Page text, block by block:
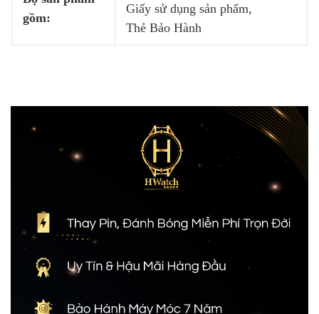
gồm:
Giấy sử dụng sản phẩm,
Thẻ Bảo Hành